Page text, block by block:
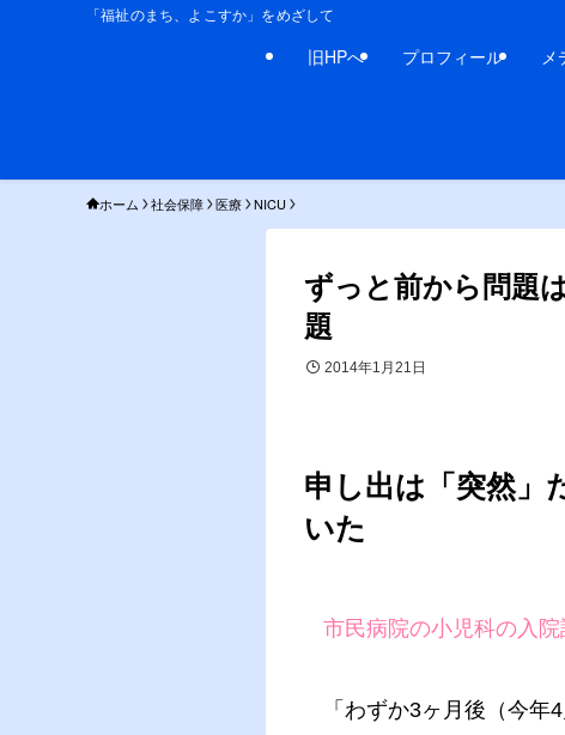
「福祉のまち、よこすか」をめざして
旧HPへ プロフィール メ
ホーム 社会保障 医療 NICU
ずっと前から問題
題
2014年1月21日
申し出は「突然」
いた
市民病院の小児科の入
「わずか3ヶ月後（今